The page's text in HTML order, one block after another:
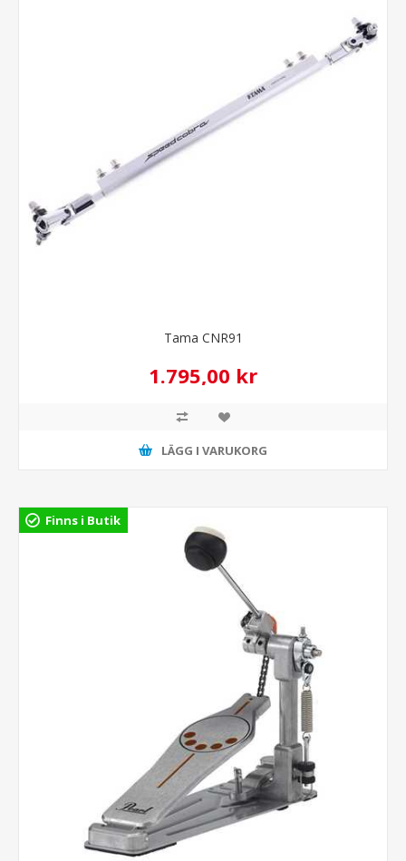
Tama CNR91
1.795,00 kr
LÄGG I VARUKORG
Finns i Butik